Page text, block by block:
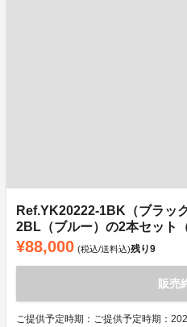
Ref.YK20222-1BK（ブラッ
2BL（ブルー）の2本セット
¥88,000 (税込/送料込)残り9
販売
ご提供予定時期：ご提供予定時期：